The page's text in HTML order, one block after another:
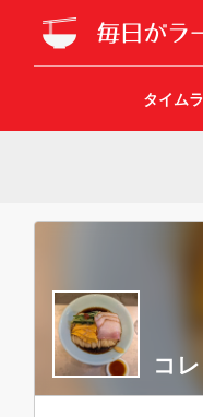
タイム
コ